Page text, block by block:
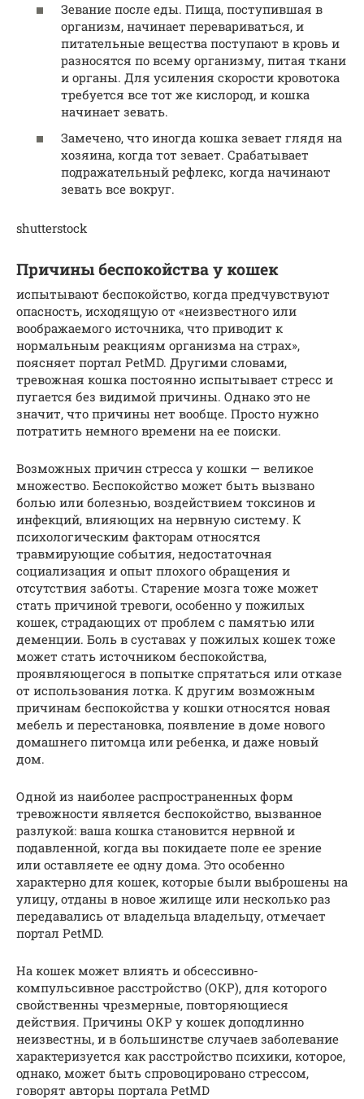
Зевание после еды. Пища, поступившая в
организм, начинает перевариваться, и
питательные вещества поступают в кровь и
разносятся по всему организму, питая ткани
и органы. Для усиления скорости кровотока
требуется все тот же кислород, и кошка
начинает зевать.
Замечено, что иногда кошка зевает глядя на
хозяина, когда тот зевает. Срабатывает
подражательный рефлекс, когда начинают
зевать все вокруг.
shutterstock
Причины беспокойства у кошек
испытывают беспокойство, когда предчувствуют
опасность, исходящую от «неизвестного или
воображаемого источника, что приводит к
нормальным реакциям организма на страх»,
поясняет портал PetMD. Другими словами,
тревожная кошка постоянно испытывает стресс и
пугается без видимой причины. Однако это не
значит, что причины нет вообще. Просто нужно
потратить немного времени на ее поиски.
Возможных причин стресса у кошки — великое
множество. Беспокойство может быть вызвано
болью или болезнью, воздействием токсинов и
инфекций, влияющих на нервную систему. К
психологическим факторам относятся
травмирующие события, недостаточная
социализация и опыт плохого обращения и
отсутствия заботы. Старение мозга тоже может
стать причиной тревоги, особенно у пожилых
кошек, страдающих от проблем с памятью или
деменции. Боль в суставах у пожилых кошек тоже
может стать источником беспокойства,
проявляющегося в попытке спрятаться или отказе
от использования лотка. К другим возможным
причинам беспокойства у кошки относятся новая
мебель и перестановка, появление в доме нового
домашнего питомца или ребенка, и даже новый
дом.
Одной из наиболее распространенных форм
тревожности является беспокойство, вызванное
разлукой: ваша кошка становится нервной и
подавленной, когда вы покидаете поле ее зрение
или оставляете ее одну дома. Это особенно
характерно для кошек, которые были выброшены на
улицу, отданы в новое жилище или несколько раз
передавались от владельца владельцу, отмечает
портал PetMD.
На кошек может влиять и обсессивно-
компульсивное расстройство (ОКР), для которого
свойственны чрезмерные, повторяющиеся
действия. Причины ОКР у кошек доподлинно
неизвестны, и в большинстве случаев заболевание
характеризуется как расстройство психики, которое,
однако, может быть спровоцировано стрессом,
говорят авторы портала PetMD